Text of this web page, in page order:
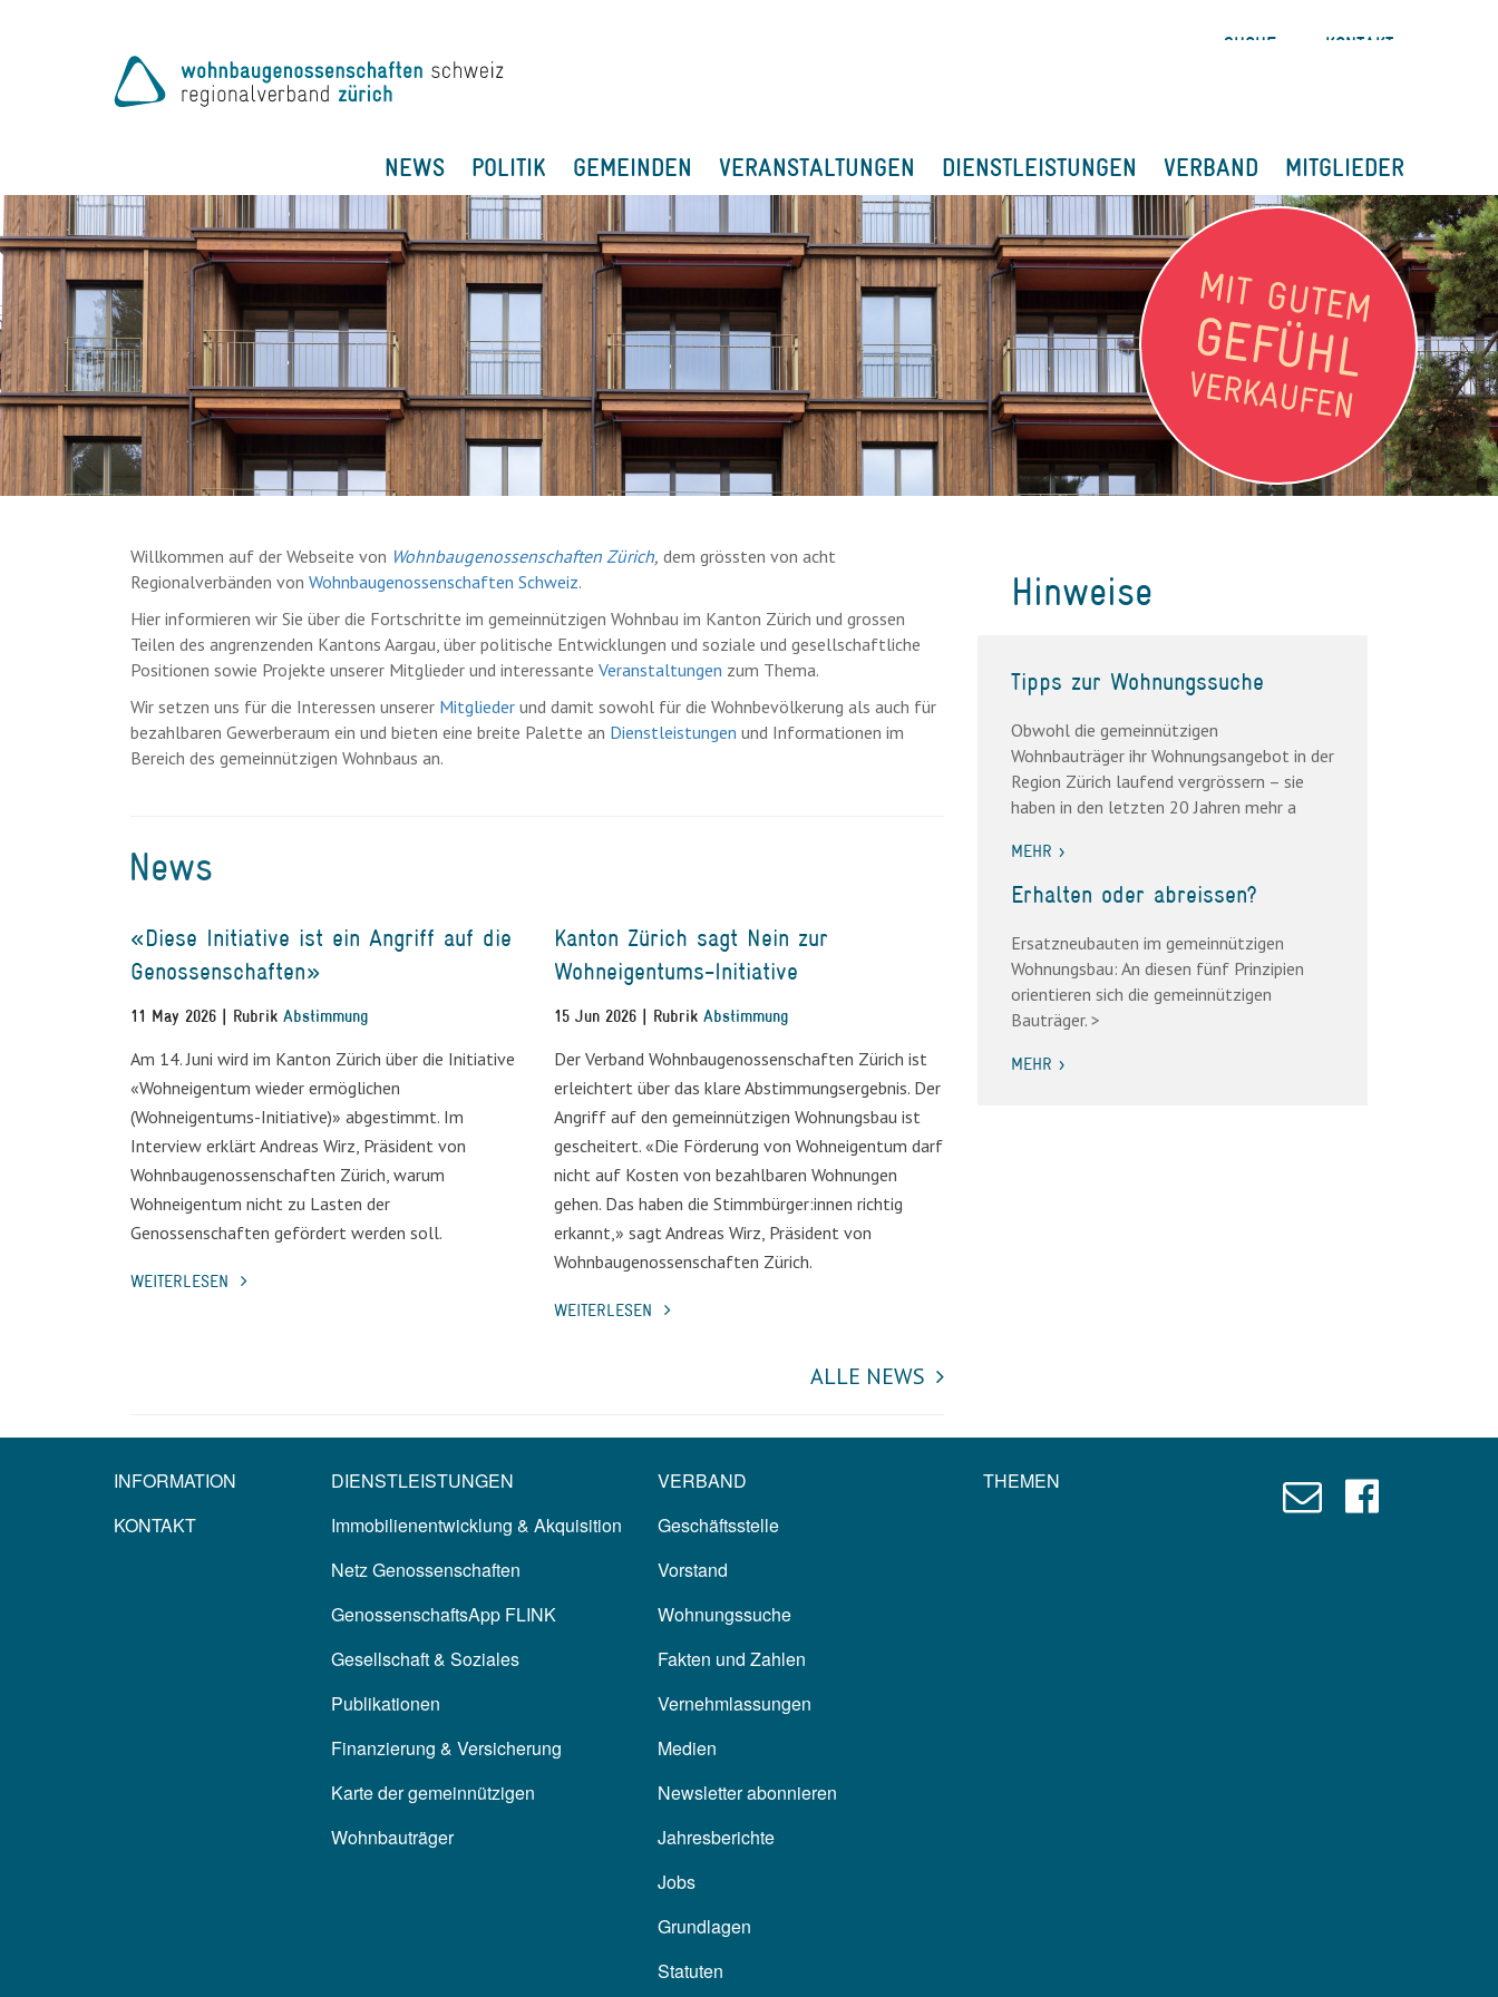
SUCHE KONTAKT
NEWS POLITIK GEMEINDEN VERANSTALTUNGEN DIENSTLEISTUNGEN VERBAND MITGLIEDER
MIT GUTEM
GEFÜHL
VERKAUFEN
Willkommen auf der Webseite von Wohnbaugenossenschaften Zürich, dem grössten von acht
Regionalverbänden von Wohnbaugenossenschaften Schweiz.
Hier informieren wir Sie über die Fortschritte im gemeinnützigen Wohnbau im Kanton Zürich und grossen
Teilen des angrenzenden Kantons Aargau, über politische Entwicklungen und soziale und gesellschaftliche
Positionen sowie Projekte unserer Mitglieder und interessante Veranstaltungen zum Thema.
Wir setzen uns für die Interessen unserer Mitglieder und damit sowohl für die Wohnbevölkerung als auch für
bezahlbaren Gewerberaum ein und bieten eine breite Palette an Dienstleistungen und Informationen im
Bereich des gemeinnützigen Wohnbaus an.
News
«Diese Initiative ist ein Angriff auf die
Genossenschaften»
11 May 2026 | Rubrik Abstimmung
Am 14. Juni wird im Kanton Zürich über die Initiative
«Wohneigentum wieder ermöglichen
(Wohneigentums-Initiative)» abgestimmt. Im
Interview erklärt Andreas Wirz, Präsident von
Wohnbaugenossenschaften Zürich, warum
Wohneigentum nicht zu Lasten der
Genossenschaften gefördert werden soll.
WEITERLESEN
Kanton Zürich sagt Nein zur
Wohneigentums-Initiative
15 Jun 2026 | Rubrik Abstimmung
Der Verband Wohnbaugenossenschaften Zürich ist
erleichtert über das klare Abstimmungsergebnis. Der
Angriff auf den gemeinnützigen Wohnungsbau ist
gescheitert. «Die Förderung von Wohneigentum darf
nicht auf Kosten von bezahlbaren Wohnungen
gehen. Das haben die Stimmbürger:innen richtig
erkannt,» sagt Andreas Wirz, Präsident von
Wohnbaugenossenschaften Zürich.
WEITERLESEN
ALLE NEWS
Hinweise
Tipps zur Wohnungssuche
Obwohl die gemeinnützigen
Wohnbauträger ihr Wohnungsangebot in der
Region Zürich laufend vergrössern – sie
haben in den letzten 20 Jahren mehr a
MEHR >
Erhalten oder abreissen?
Ersatzneubauten im gemeinnützigen
Wohnungsbau: An diesen fünf Prinzipien
orientieren sich die gemeinnützigen
Bauträger. >
MEHR >
INFORMATION
KONTAKT
DIENSTLEISTUNGEN
Immobilienentwicklung & Akquisition
Netz Genossenschaften
GenossenschaftsApp FLINK
Gesellschaft & Soziales
Publikationen
Finanzierung & Versicherung
Karte der gemeinnützigen
Wohnbauträger
VERBAND
Geschäftsstelle
Vorstand
Wohnungssuche
Fakten und Zahlen
Vernehmlassungen
Medien
Newsletter abonnieren
Jahresberichte
Jobs
Grundlagen
Statuten
THEMEN